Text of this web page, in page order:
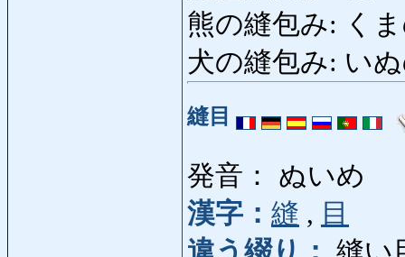
熊の縫包み: く
犬の縫包み: い
縫目
発音： ぬいめ
漢字： 縫 , 目